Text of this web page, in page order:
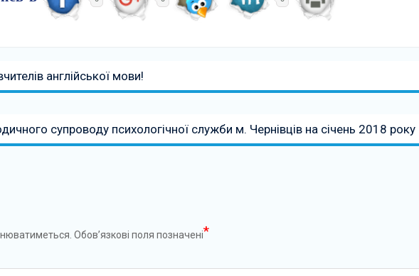
англійської мови!
супроводу психологічної служби м. Чернівців на січень 2018 року
Обов’язкові поля позначені*